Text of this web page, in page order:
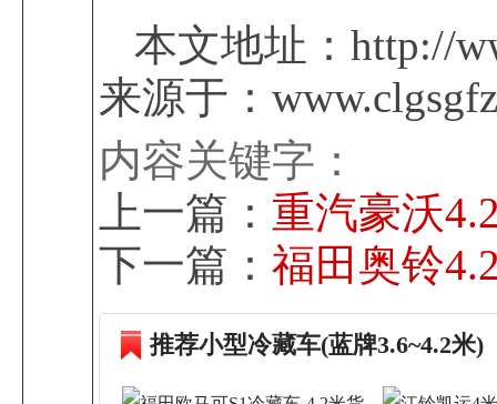
本文地址：http://
来源于：
内容关键字：
上一篇： 重汽豪沃
下一篇： 福田奥铃
推荐小型冷藏车(蓝牌3.6~4.2米)